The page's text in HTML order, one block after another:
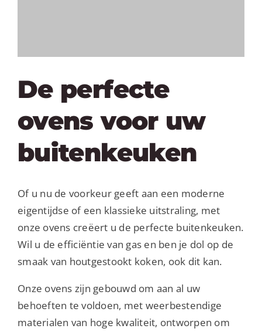
De perfecte
ovens voor uw
buitenkeuken
Of u nu de voorkeur geeft aan een moderne
eigentijdse of een klassieke uitstraling, met
onze ovens creëert u de perfecte buitenkeuken.
Wil u de efficiëntie van gas en ben je dol op de
smaak van houtgestookt koken, ook dit kan.
Onze ovens zijn gebouwd om aan al uw
behoeften te voldoen, met weerbestendige
materialen van hoge kwaliteit, ontworpen om